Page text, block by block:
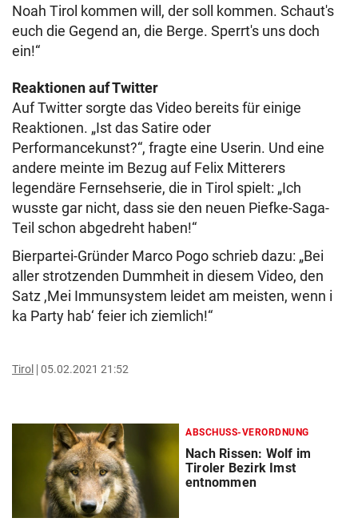
Noah Tirol kommen will, der soll kommen. Schaut's
euch die Gegend an, die Berge. Sperrt's uns doch
ein!“
Reaktionen auf Twitter
Auf Twitter sorgte das Video bereits für einige
Reaktionen. „Ist das Satire oder
Performancekunst?“, fragte eine Userin. Und eine
andere meinte im Bezug auf Felix Mitterers
legendäre Fernsehserie, die in Tirol spielt: „Ich
wusste gar nicht, dass sie den neuen Piefke-Saga-
Teil schon abgedreht haben!“
Bierpartei-Gründer Marco Pogo schrieb dazu: „Bei
aller strotzenden Dummheit in diesem Video, den
Satz ,Mei Immunsystem leidet am meisten, wenn i
ka Party hab‘ feier ich ziemlich!“
Tirol 05.02.2021 21:52
ABSCHUSS-VERORDNUNG
Nach Rissen: Wolf im
Tiroler Bezirk Imst
entnommen